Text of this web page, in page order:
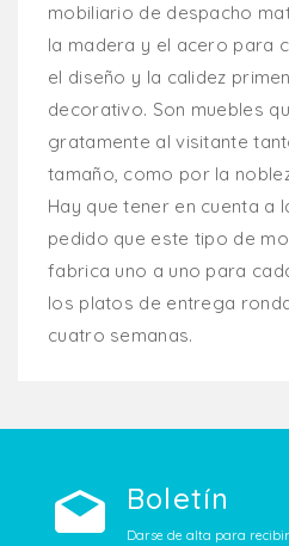
mobiliario de despacho
la madera y el acero para
el diseño y la calidez
decorativo. Son muebles
gratamente al visitante
tamaño, como por la
Hay que tener en cuenta a
pedido que este tipo de
fabrica uno a uno para
los platos de entrega
cuatro semanas.
Boletín
Darse de alta para